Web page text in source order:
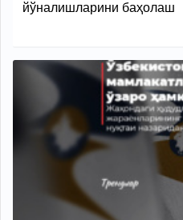
йўналишларини баҳолаш